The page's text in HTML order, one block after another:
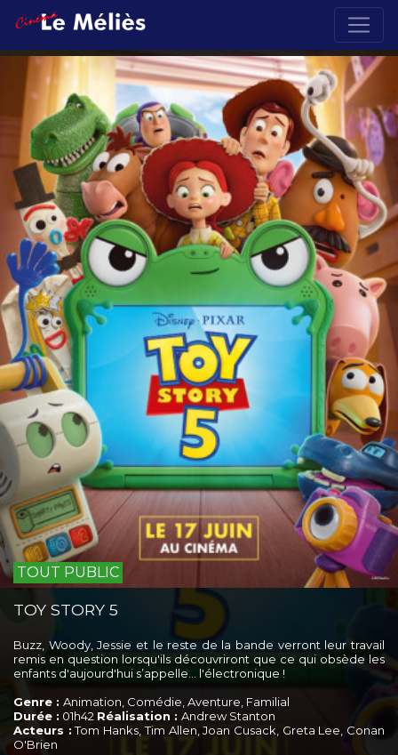
TOUT PUBLIC
TOY STORY 5
Buzz, Woody, Jessie et le reste de la bande verront leur travail
remis en question lorsqu'ils découvriront que ce qui obsède les
enfants d'aujourd'hui s’appelle… l'électronique !
Genre : Animation, Comédie, Aventure, Familial
Durée : 01h42 Réalisation : Andrew Stanton
Acteurs :Tom Hanks, Tim Allen, Joan Cusack, Greta Lee, Conan
O'Brien